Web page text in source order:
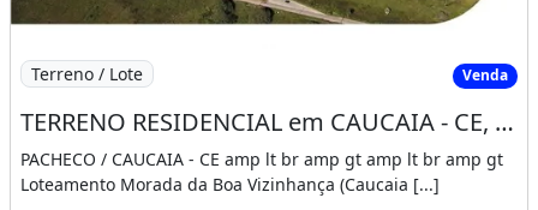
Imagem: TERRENO RESIDENCIAL em CAUCAIA - CE,
Terreno / Lote Venda
TERRENO RESIDENCIAL em CAUCAIA - CE, CENTRO
PACHECO / CAUCAIA - CE amp lt br amp gt amp lt br amp gt
Loteamento Morada da Boa Vizinhança (Caucaia [...]